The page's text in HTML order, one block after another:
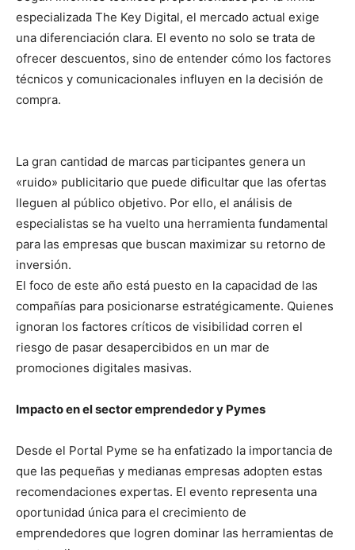
especializada The Key Digital, el mercado actual exige
una diferenciación clara. El evento no solo se trata de
ofrecer descuentos, sino de entender cómo los factores
técnicos y comunicacionales influyen en la decisión de
compra.
La gran cantidad de marcas participantes genera un
«ruido» publicitario que puede dificultar que las ofertas
lleguen al público objetivo. Por ello, el análisis de
especialistas se ha vuelto una herramienta fundamental
para las empresas que buscan maximizar su retorno de
inversión.
El foco de este año está puesto en la capacidad de las
compañías para posicionarse estratégicamente. Quienes
ignoran los factores críticos de visibilidad corren el
riesgo de pasar desapercibidos en un mar de
promociones digitales masivas.
Impacto en el sector emprendedor y Pymes
Desde el Portal Pyme se ha enfatizado la importancia de
que las pequeñas y medianas empresas adopten estas
recomendaciones expertas. El evento representa una
oportunidad única para el crecimiento de
emprendedores que logren dominar las herramientas de